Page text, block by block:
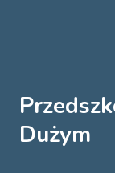
Dużym